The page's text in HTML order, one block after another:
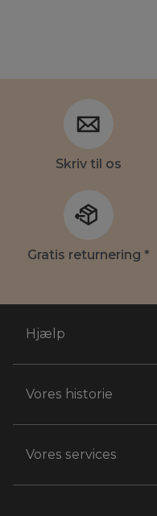
Skriv til os
Gratis returnering *
Hjælp
Vores historie
Vores services